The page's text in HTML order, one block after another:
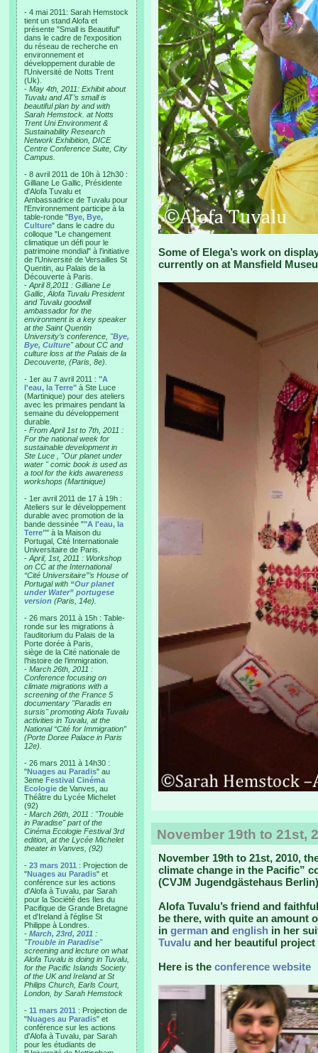
- 4 mai 2011: Sarah Hemstock
tient un stand Alofa et
présente "Small is Beautiful"
dans le cadre de l'exposition
du réseau de recherche en
environnement et
développement durable de
l'Université de Notts Trent
(Uk).
- May 4th, 2011: Exhibit about
Tuvalu and AT’s small is
beautiful plan by and with
Sarah Hemstock. at Notts
Trent Uni Environment &
Sustainability Research
Network Exhibition, DICE
Centre Conference Suite, City
Campus.
- 8 avril 2011 de 10h à 12h30 :
Gilliane Le Gallic, Présidente
d'Alofa Tuvalu et
Ambassadrice de Tuvalu pour
l'Environnement participe à la
table-ronde "Bye, Bye,
Culture" dans le cadre du
colloque "Le changement
climatique un défi pour le
patrimoine mondial" à l'initiative
de l'Université de Versailles St
Quentin, au Palais de la
Découverte à Paris.
- April 8,2011 : Gilliane Le
Gallic, Alofa Tuvalu President
and Tuvalu goodwill
ambassador for the
environment is a key speaker
at the Saint Quentin
University’s conference, "Bye,
Bye, Culture" about CC and
culture loss at the Palais de la
Decouverte, (Paris, 8e).
- 1er au 7 avril 2011 : "A
l'eau, la Terre" à Ste Luce
(Martinique) pour des ateliers
avec les primaires pendant la
semaine du développement
durable.
- From April 1st to 7th, 2011 :
For the national week for
sustainable development in
Ste Luce , "Our planet under
water " comic book is used as
a tool for the kids awareness
workshops (Martinique)
- 1er avril 2011 de 17 à 19h :
Ateliers sur le développement
durable avec promotion de la
bande dessinée ""A l'eau, la
Terre"" à la Maison du
Portugal, Cité Internationale
Universitaire de Paris.
- April, 1st, 2011 : Workshop
on CC at the International
“Cité Universitaire”’s House of
Portugal with “Our planet
under Water” portugese
version (Paris, 14e).
- 26 mars 2011 à 15h : Table-
ronde sur les migrations à
l’auditorium du Palais de la
Porte dorée à Paris,
siège de la Cité nationale de
l’histoire de l’immigration.
- March 26th, 2011 :
Conference focusing on
climate migrations with a
screening of the France 5
documentary "Paradis en
sursis" promoting Alofa Tuvalu
activities in Tuvalu, at the
National “Cité for Immigration”
(Porte Doree Palace in Paris
12e).
- 26 mars 2011 à 14h30 :
"Nuages au Paradis" au
3eme Festival Cinéma
Ecologie de Vanves, au
Théâtre du Lycée Michelet
(92)
- March 26th, 2011 : "Trouble
in Paradise" part of the
Cinéma Ecologie Festival 3rd
edition, at the Lycée Michelet
theater in Vanves, (92)
- 23 mars 2011 : Projection de
"Nuages au Paradis" et
conférence sur les actions
d'Alofa à Tuvalu, par Sarah
pour la Société des Iles du
Pacifique de Grande Bretagne
et d'Ireland à l'église St
Philippe à Londres.
- March, 23rd, 2011 :
"Trouble in Paradise"
screening and lecture on what
Alofa Tuvalu is doing in Tuvalu,
for the Pacific Islands Society
of the UK and Ireland at St
Philips Church, Earls Court,
London, by Sarah Hemstock
- 11 mars 2011 : Projection de
"Nuages au Paradis" et
conférence sur les actions
d'Alofa à Tuvalu, par Sarah
pour les étudiants de
Some of Elega’s work on
currently on at Mansfield
November 19th to 21st,
November 19th to 21st, 2010,
climate change in the Pacific”
(CVJM Jugendgästehaus
Alofa Tuvalu’s friend and
be there, with quite an amount
in german and english in her
Tuvalu and her beautiful project
Here is the conference website